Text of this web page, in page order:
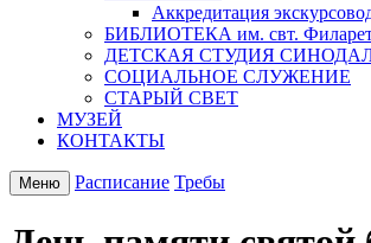
Аккредитация
БИБЛИОТЕКА им. свт.
ДЕТСКАЯ СТУДИЯ
СОЦИАЛЬНОЕ СЛУЖЕНИЕ
СТАРЫЙ СВЕТ
МУЗЕЙ
КОНТАКТЫ
Меню Расписание Требы